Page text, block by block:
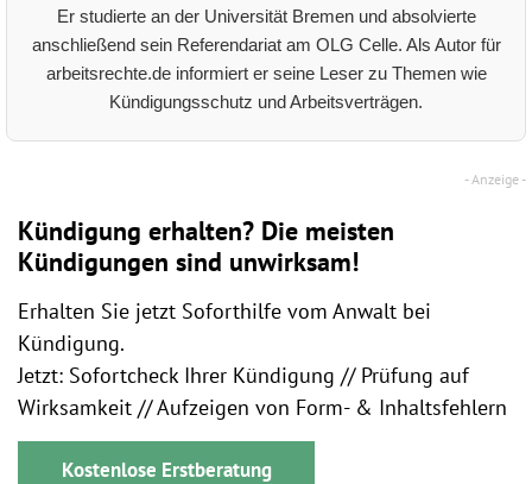
Er studierte an der Universität Bremen und absolvierte
anschließend sein Referendariat am OLG Celle. Als Autor für
arbeitsrechte.de informiert er seine Leser zu Themen wie
Kündigungsschutz und Arbeitsverträgen.
Kündigung erhalten? Die meisten
Kündigungen sind unwirksam!
Erhalten Sie jetzt Soforthilfe vom Anwalt bei
Kündigung.
Jetzt: Sofortcheck Ihrer Kündigung // Prüfung auf
Wirksamkeit // Aufzeigen von Form- & Inhaltsfehlern
Kostenlose Erstberatung